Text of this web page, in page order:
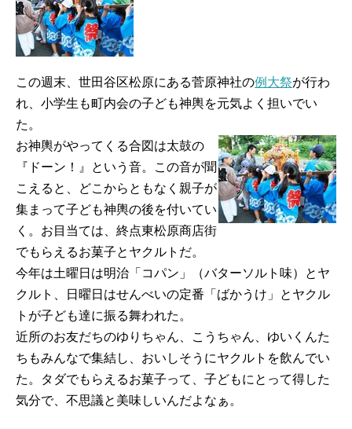
この週末、世田谷区松原にある菅原神社の例大祭が行わ
れ、小学生も町内会の子ども神輿を元気よく担いでい
た。
お神輿がやってくる合図は太鼓の
『ドーン！』という音。この音が聞
こえると、どこからともなく親子が
集まって子ども神輿の後を付いてい
く。お目当ては、終点東松原商店街
でもらえるお菓子とヤクルトだ。
今年は土曜日は明治「コパン」（バターソルト味）とヤ
クルト、日曜日はせんべいの定番「ばかうけ」とヤクル
トが子ども達に振る舞われた。
近所のお友だちのゆりちゃん、こうちゃん、ゆいくんた
ちもみんなで集結し、おいしそうにヤクルトを飲んでい
た。タダでもらえるお菓子って、子どもにとって得した
気分で、不思議と美味しいんだよなぁ。